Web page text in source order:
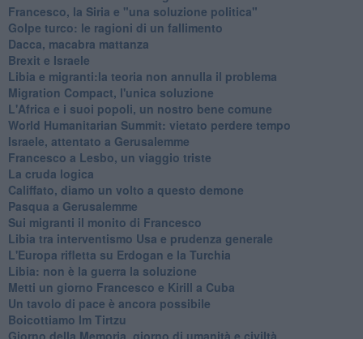
Francesco, la Siria e "una soluzione politica"
Golpe turco: le ragioni di un fallimento
Dacca, macabra mattanza
Brexit e Israele
Libia e migranti:la teoria non annulla il problema
Migration Compact, l'unica soluzione
L'Africa e i suoi popoli, un nostro bene comune
World Humanitarian Summit: vietato perdere tempo
Israele, attentato a Gerusalemme
Francesco a Lesbo, un viaggio triste
La cruda logica
Califfato, diamo un volto a questo demone
Pasqua a Gerusalemme
Sui migranti il monito di Francesco
Libia tra interventismo Usa e prudenza generale
L'Europa rifletta su Erdogan e la Turchia
Libia: non è la guerra la soluzione
Metti un giorno Francesco e Kirill a Cuba
Un tavolo di pace è ancora possibile
Boicottiamo Im Tirtzu
Giorno della Memoria, giorno di umanità e civiltà